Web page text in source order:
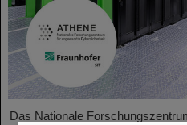
Das Nationale